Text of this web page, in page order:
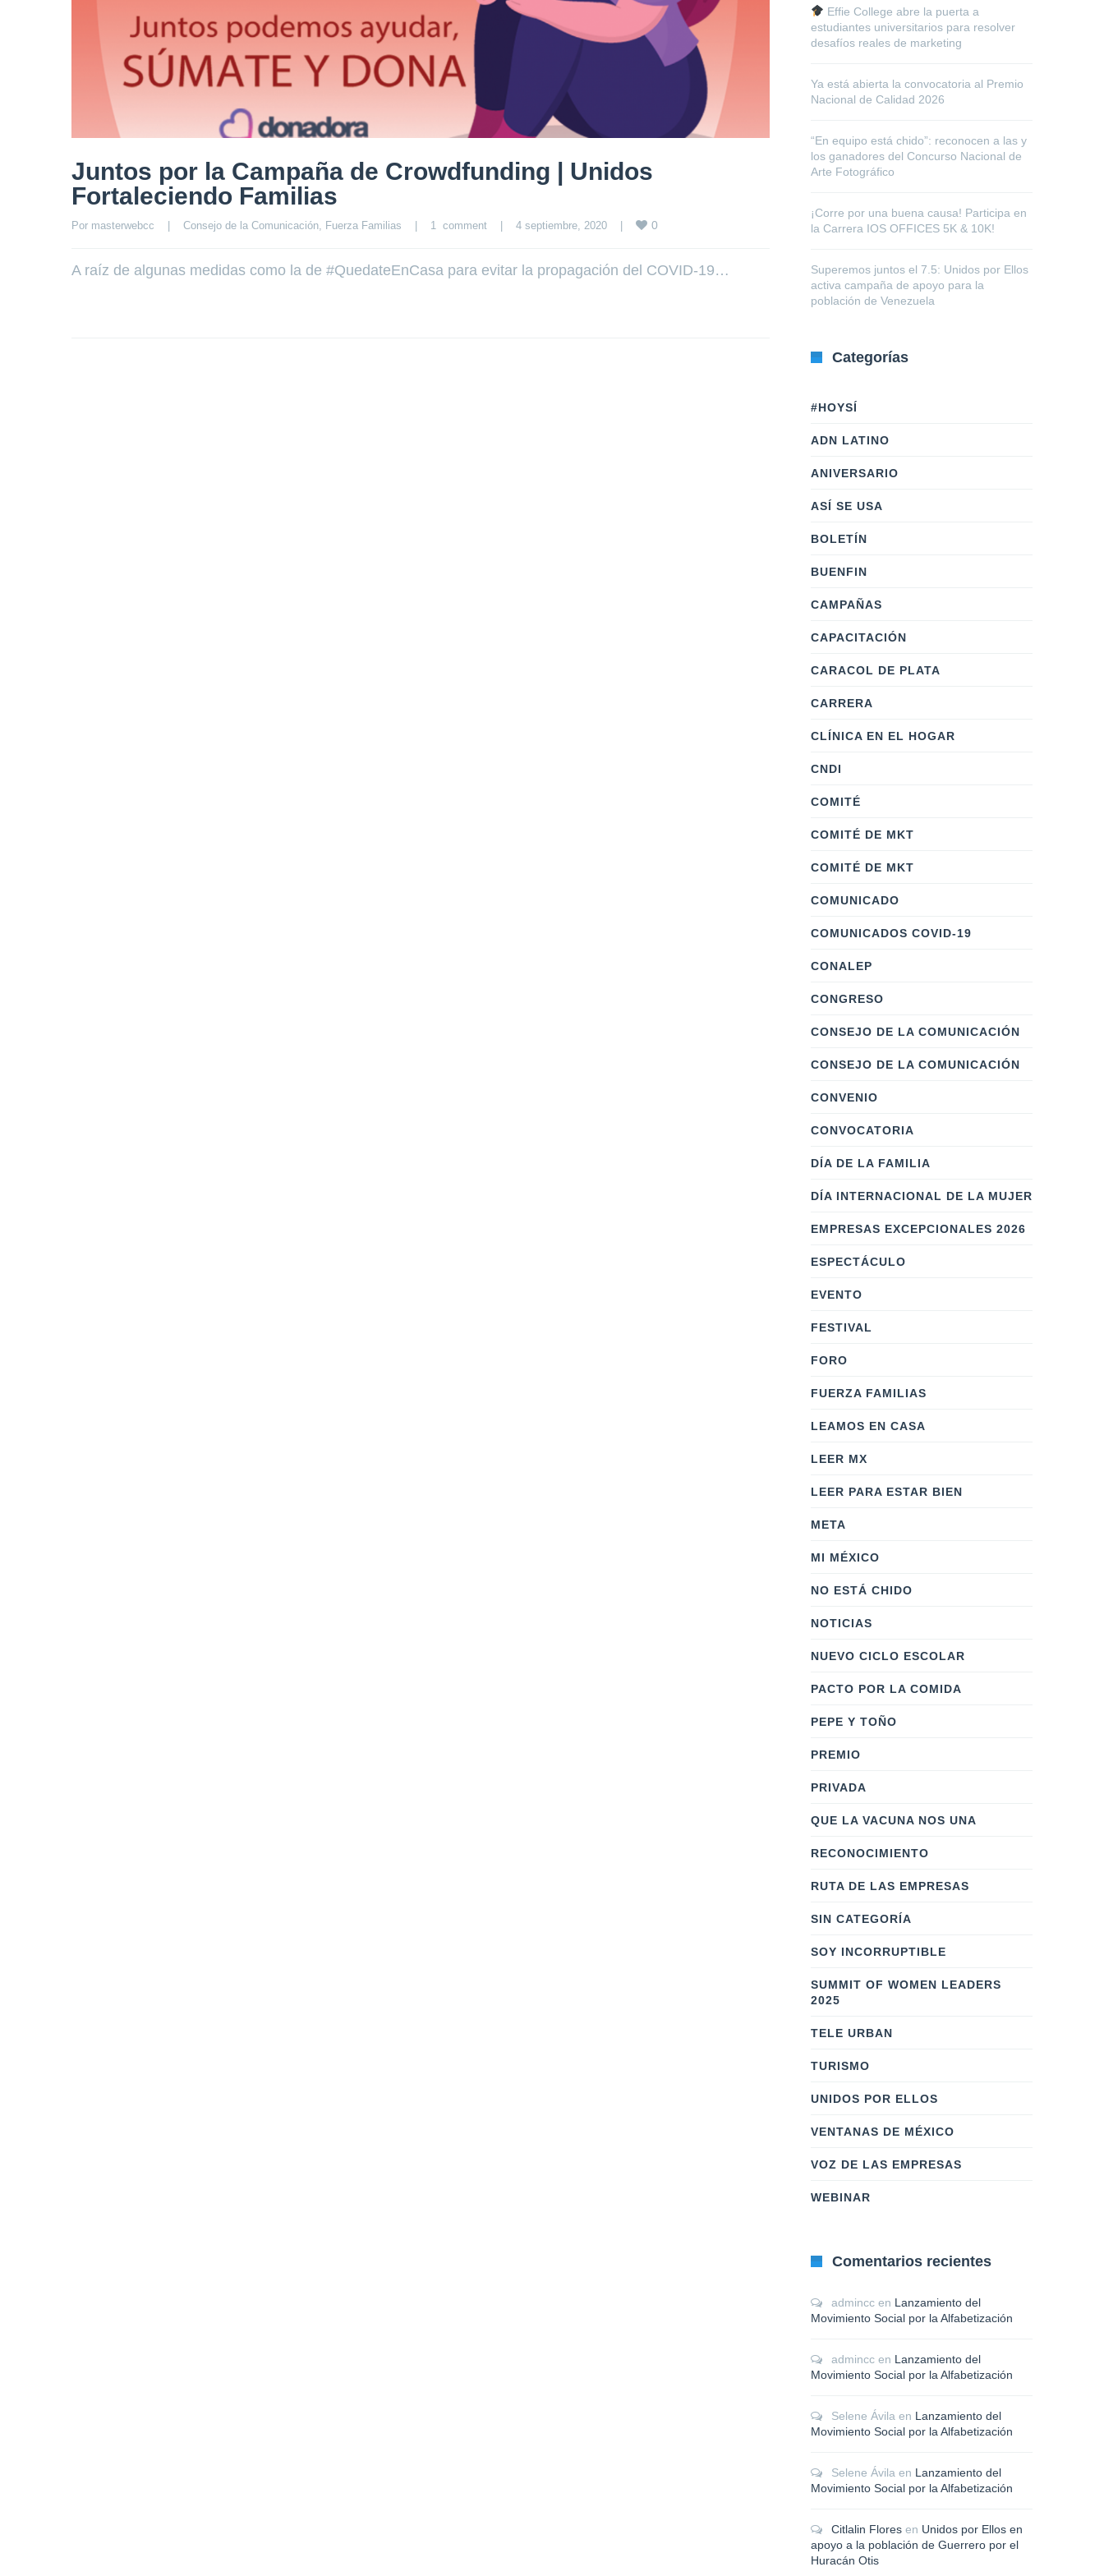
Juntos por la Campaña de Crowdfunding | Unidos
Fortaleciendo Familias
Por masterwebcc Consejo de la Comunicación, Fuerza Familias 1  comment 4 septiembre, 2020 0
A raíz de algunas medidas como la de #QuedateEnCasa para evitar la propagación del COVID-19…
Effie College abre la puerta a
estudiantes universitarios para resolver
desafíos reales de marketing
Ya está abierta la convocatoria al Premio
Nacional de Calidad 2026
“En equipo está chido”: reconocen a las y
los ganadores del Concurso Nacional de
Arte Fotográfico
¡Corre por una buena causa! Participa en
la Carrera IOS OFFICES 5K & 10K!
Superemos juntos el 7.5: Unidos por Ellos
activa campaña de apoyo para la
población de Venezuela
Categorías
#HOYSÍ
ADN LATINO
ANIVERSARIO
ASÍ SE USA
BOLETÍN
BUENFIN
CAMPAÑAS
CAPACITACIÓN
CARACOL DE PLATA
CARRERA
CLÍNICA EN EL HOGAR
CNDI
COMITÉ
COMITÉ DE MKT
COMITÉ DE MKT
COMUNICADO
COMUNICADOS COVID-19
CONALEP
CONGRESO
CONSEJO DE LA COMUNICACIÓN
CONSEJO DE LA COMUNICACIÓN
CONVENIO
CONVOCATORIA
DÍA DE LA FAMILIA
DÍA INTERNACIONAL DE LA MUJER
EMPRESAS EXCEPCIONALES 2026
ESPECTÁCULO
EVENTO
FESTIVAL
FORO
FUERZA FAMILIAS
LEAMOS EN CASA
LEER MX
LEER PARA ESTAR BIEN
META
MI MÉXICO
NO ESTÁ CHIDO
NOTICIAS
NUEVO CICLO ESCOLAR
PACTO POR LA COMIDA
PEPE Y TOÑO
PREMIO
PRIVADA
QUE LA VACUNA NOS UNA
RECONOCIMIENTO
RUTA DE LAS EMPRESAS
SIN CATEGORÍA
SOY INCORRUPTIBLE
SUMMIT OF WOMEN LEADERS
2025
TELE URBAN
TURISMO
UNIDOS POR ELLOS
VENTANAS DE MÉXICO
VOZ DE LAS EMPRESAS
WEBINAR
Comentarios recientes
admincc en Lanzamiento del
Movimiento Social por la Alfabetización
admincc en Lanzamiento del
Movimiento Social por la Alfabetización
Selene Ávila en Lanzamiento del
Movimiento Social por la Alfabetización
Selene Ávila en Lanzamiento del
Movimiento Social por la Alfabetización
Citlalin Flores en Unidos por Ellos en
apoyo a la población de Guerrero por el
Huracán Otis